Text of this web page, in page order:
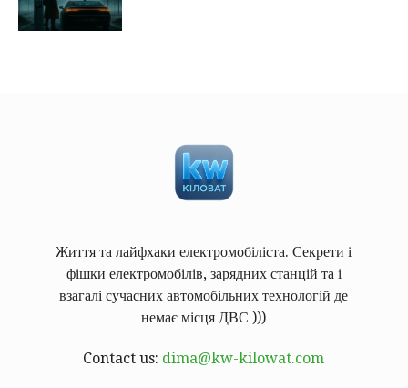
Життя та лайфхаки електромобіліста. Секрети і
фішки електромобілів, зарядних станцій та і
взагалі сучасних автомобільних технологій де
немає місця ДВС )))
Contact us: dima@kw-kilowat.com